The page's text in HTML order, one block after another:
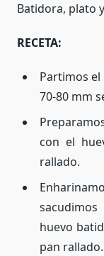
Batidora, plato
RECETA:
Partimos el
70-80 mm
con el
rallado.
huevo
pan rallado.